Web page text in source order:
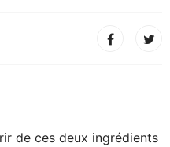
de ces deux ingrédients